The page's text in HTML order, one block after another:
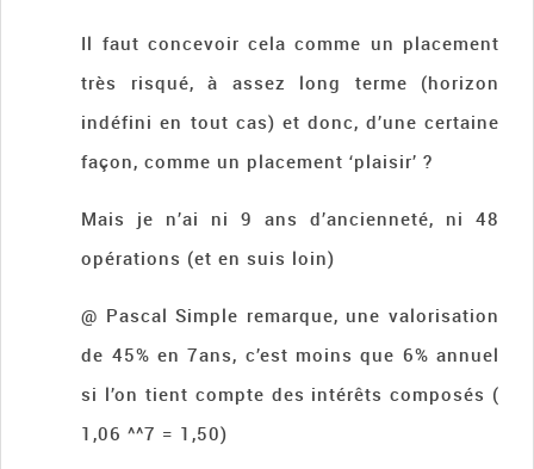
Il faut concevoir cela comme un placement
très risqué, à assez long terme (horizon
indéfini en tout cas) et donc, d’une certaine
façon, comme un placement ‘plaisir’ ?
Mais je n’ai ni 9 ans d’ancienneté, ni 48
opérations (et en suis loin)
@ Pascal Simple remarque, une valorisation
de 45% en 7ans, c’est moins que 6% annuel
si l’on tient compte des intérêts composés (
1,06 ^^7 = 1,50)